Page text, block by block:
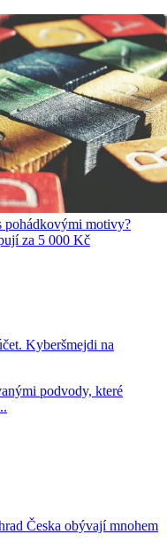
pohádkovými motivy?
za 5 000 Kč
Kyberšmejdi na
podvody, které
Česka obývají mnohem